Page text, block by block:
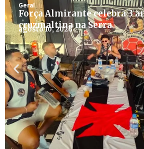
Geral
Força Almirante celebra 3
cruzmaltina na Serra
agosto 10, 2026